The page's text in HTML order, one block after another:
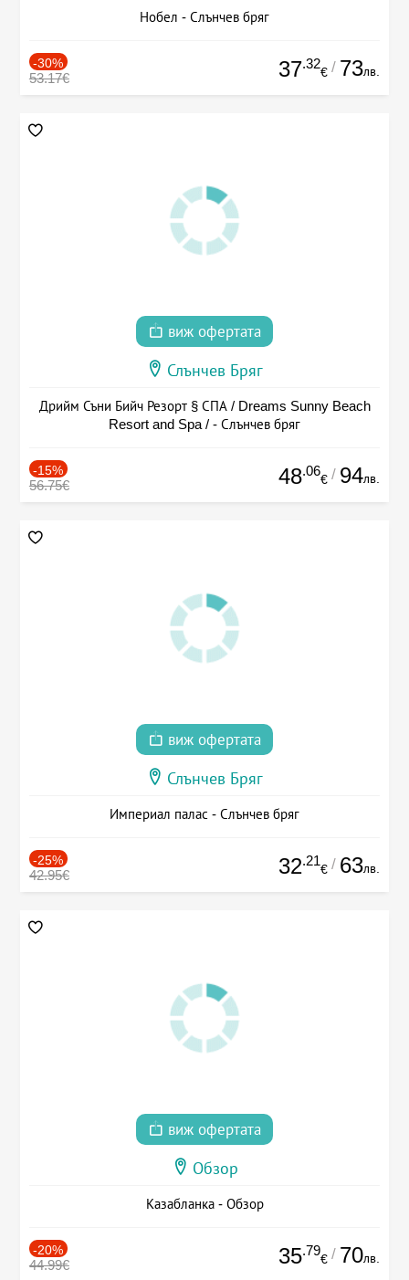
Нобел - Слънчев бряг
-30%
53.17€ 37.32
€ / 73лв.
виж офертата
Слънчев Бряг
Дрийм Съни Бийч Резорт § СПА / Dreams Sunny Beach
Resort and Spa / - Слънчев бряг
-15%
56.75€ 48.06
€ / 94лв.
виж офертата
Слънчев Бряг
Империал палас - Слънчев бряг
-25%
42.95€ 32.21
€ / 63лв.
виж офертата
Обзор
Казабланка - Обзор
-20%
44.99€ 35.79
€ / 70лв.